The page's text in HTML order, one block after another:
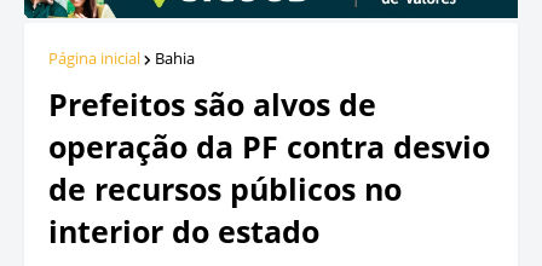
Página inicial Bahia
Prefeitos são alvos de
operação da PF contra desvio
de recursos públicos no
interior do estado